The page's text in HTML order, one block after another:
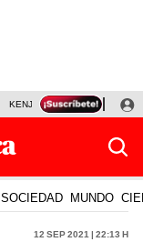
KENJI FUJIMORI
SOCIEDAD MUNDO
12 Sep 2021 | 22:13 h